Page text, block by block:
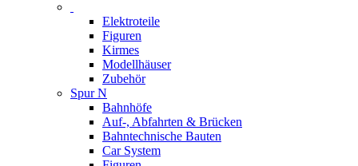
Elektroteile
Figuren
Kirmes
Modellhäuser
Zubehör
Spur N
Bahnhöfe
Auf-, Abfahrten & Brücken
Bahntechnische Bauten
Car System